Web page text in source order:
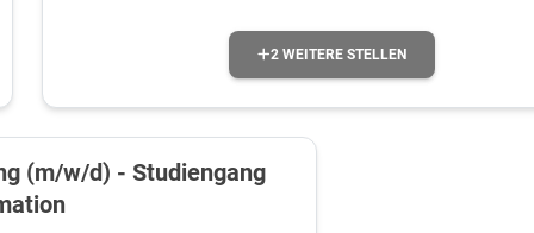
2 WEITERE STELLEN
(m/w/d) - Studiengang